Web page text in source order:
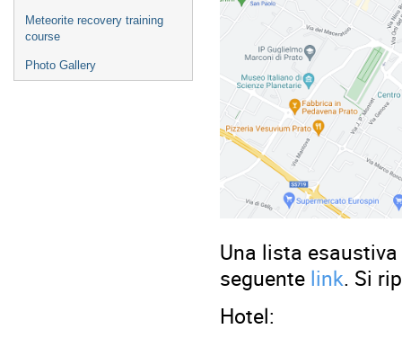
Meteorite recovery training
course
Photo Gallery
Una lista
seguente link. Si
Hotel: